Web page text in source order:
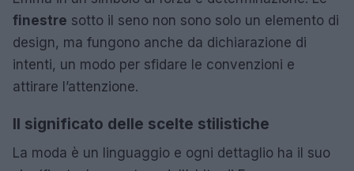
finestre sotto il seno non sono solo un elemento di
design, ma fungono anche da dichiarazione di
intenti, un modo per sfidare le convenzioni e
attirare l’attenzione.
Il significato delle scelte stilistiche
La moda è un linguaggio e ogni dettaglio ha il suo